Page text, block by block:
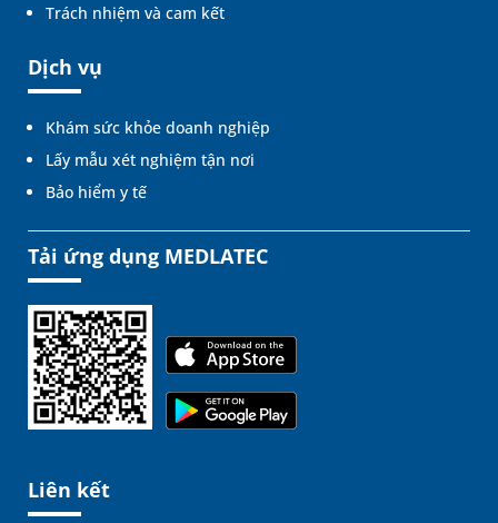
Trách nhiệm và cam kết
Dịch vụ
Khám sức khỏe doanh nghiệp
Lấy mẫu xét nghiệm tận nơi
Bảo hiểm y tế
Tải ứng dụng MEDLATEC
Liên kết